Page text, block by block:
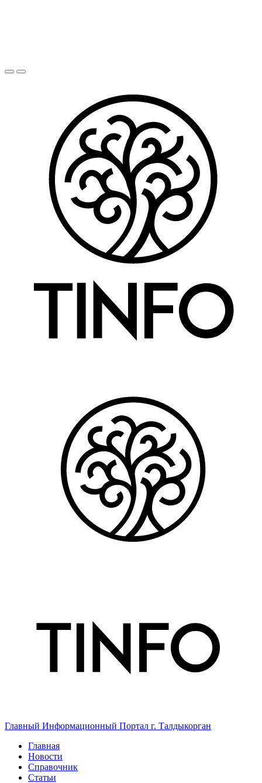
Главный Информационный Портал г. Талдыкорган
Главная
Новости
Справочник
Статьи